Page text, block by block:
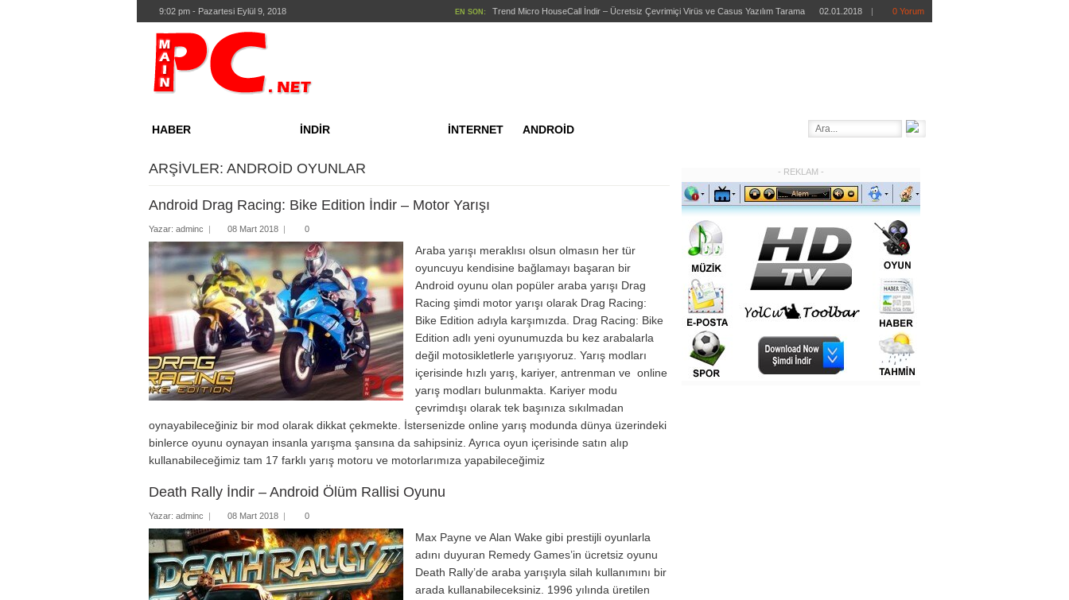
9:02 pm - Pazartesi Eylül 9, 2018 EN SON: Trend Micro HouseCall İndir – Ücretsiz Çevrimiçi Virüs ve Casus Yazılım Tarama 02.01.2018 | 0 Yorum
HABER
Oyun
Bilim
Kurumsal
Mobil ve Tablet
İNDİR
Güvenlik
İnternet
İş Dünyası
Masaüstü
Mobil ve Tablet
Özel Paketler
Ses ve Video
İNTERNET ANDROİD
WEBMASTER BİLGİ BANKASI
OTOMOTİV
ARŞIVLER: ANDROİD OYUNLAR
Android Drag Racing: Bike Edition İndir – Motor Yarışı
Yazar: adminc | 08 Mart 2018 | 0
Araba yarışı meraklısı olsun olmasın her tür
oyuncuyu kendisine bağlamayı başaran bir
Android oyunu olan popüler araba yarışı Drag
Racing şimdi motor yarışı olarak Drag Racing:
Bike Edition adıyla karşımızda. Drag Racing: Bike
Edition adlı yeni oyunumuzda bu kez arabalarla
değil motosikletlerle yarışıyoruz. Yarış modları
içerisinde hızlı yarış, kariyer, antrenman ve online
yarış modları bulunmakta. Kariyer modu
çevrimdışı olarak tek başınıza sıkılmadan
oynayabileceğiniz bir mod olarak dikkat çekmekte. İstersenizde online yarış modunda dünya üzerindeki
binlerce oyunu oynayan insanla yarışma şansına da sahipsiniz. Ayrıca oyun içerisinde satın alıp
kullanabileceğimiz tam 17 farklı yarış motoru ve motorlarımıza yapabileceğimiz
Death Rally İndir – Android Ölüm Rallisi Oyunu
Yazar: adminc | 08 Mart 2018 | 0
Max Payne ve Alan Wake gibi prestijli oyunlarla
adını duyuran Remedy Games’in ücretsiz oyunu
Death Rally’de araba yarışıyla silah kullanımını bir
arada kullanabileceksiniz. 1996 yılında üretilen
- REKLAM -